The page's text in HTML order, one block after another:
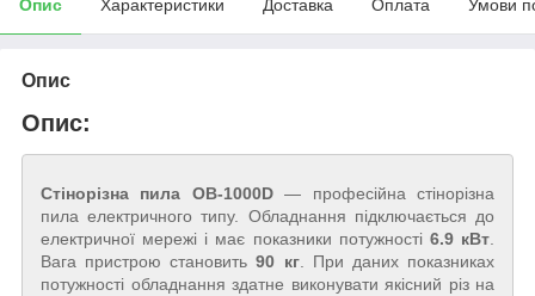
Опис Характеристики Доставка Оплата Умови
Опис
Опис:
Стінорізна пила OB-1000D— професійна стінорізна
пила електричного типу. Обладнання підключається до
електричної мережі і має показники потужності 6.9 кВт.
Вага пристрою становить90 кг. При даних показниках
потужності обладнання здатне виконувати якісний різ на